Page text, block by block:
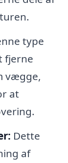
type
fjerne
vægge,
at
Dette
af